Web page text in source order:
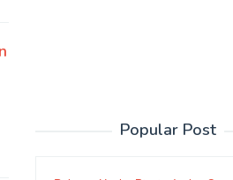
Popular Post